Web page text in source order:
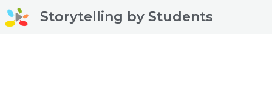
Storytelling by Students